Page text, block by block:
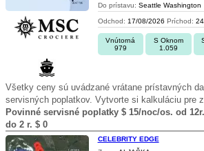
Do prístavu: Seattle Washington
Odchod: 17/08/2026 Príchod:
Vnútorná
979
S Oknom
1.059
Všetky ceny sú uvádzané vrátane prístavných
servisných poplatkov. Vytvorte si kalkuláciu pre
Povinné servisné poplatky $ 15/noc/os. od
do 2 r. $ 0
CELEBRITY EDGE